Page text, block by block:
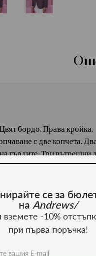
бордо. Права кройка.
с две копчета.
гърдите. Три вътрешни
хастар. Състав :
се с торба за
се за
на Andrews/
вземете -10%
при първа поръчка!